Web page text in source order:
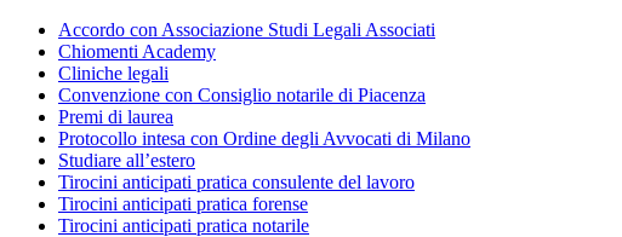
Accordo con Associazione Studi Legali Associati
Chiomenti Academy
Cliniche legali
Convenzione con Consiglio notarile di Piacenza
Premi di laurea
Protocollo intesa con Ordine degli Avvocati di Milano
Studiare all’estero
Tirocini anticipati pratica consulente del lavoro
Tirocini anticipati pratica forense
Tirocini anticipati pratica notarile